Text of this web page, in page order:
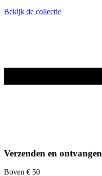
Bekijk de collectie
Verzenden en ontvangen
Boven € 50